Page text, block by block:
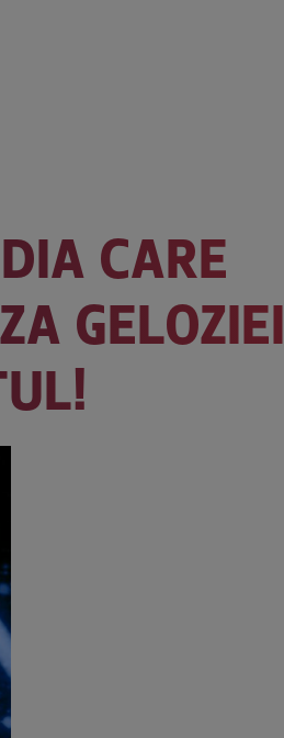
CARE
GELOZIEI